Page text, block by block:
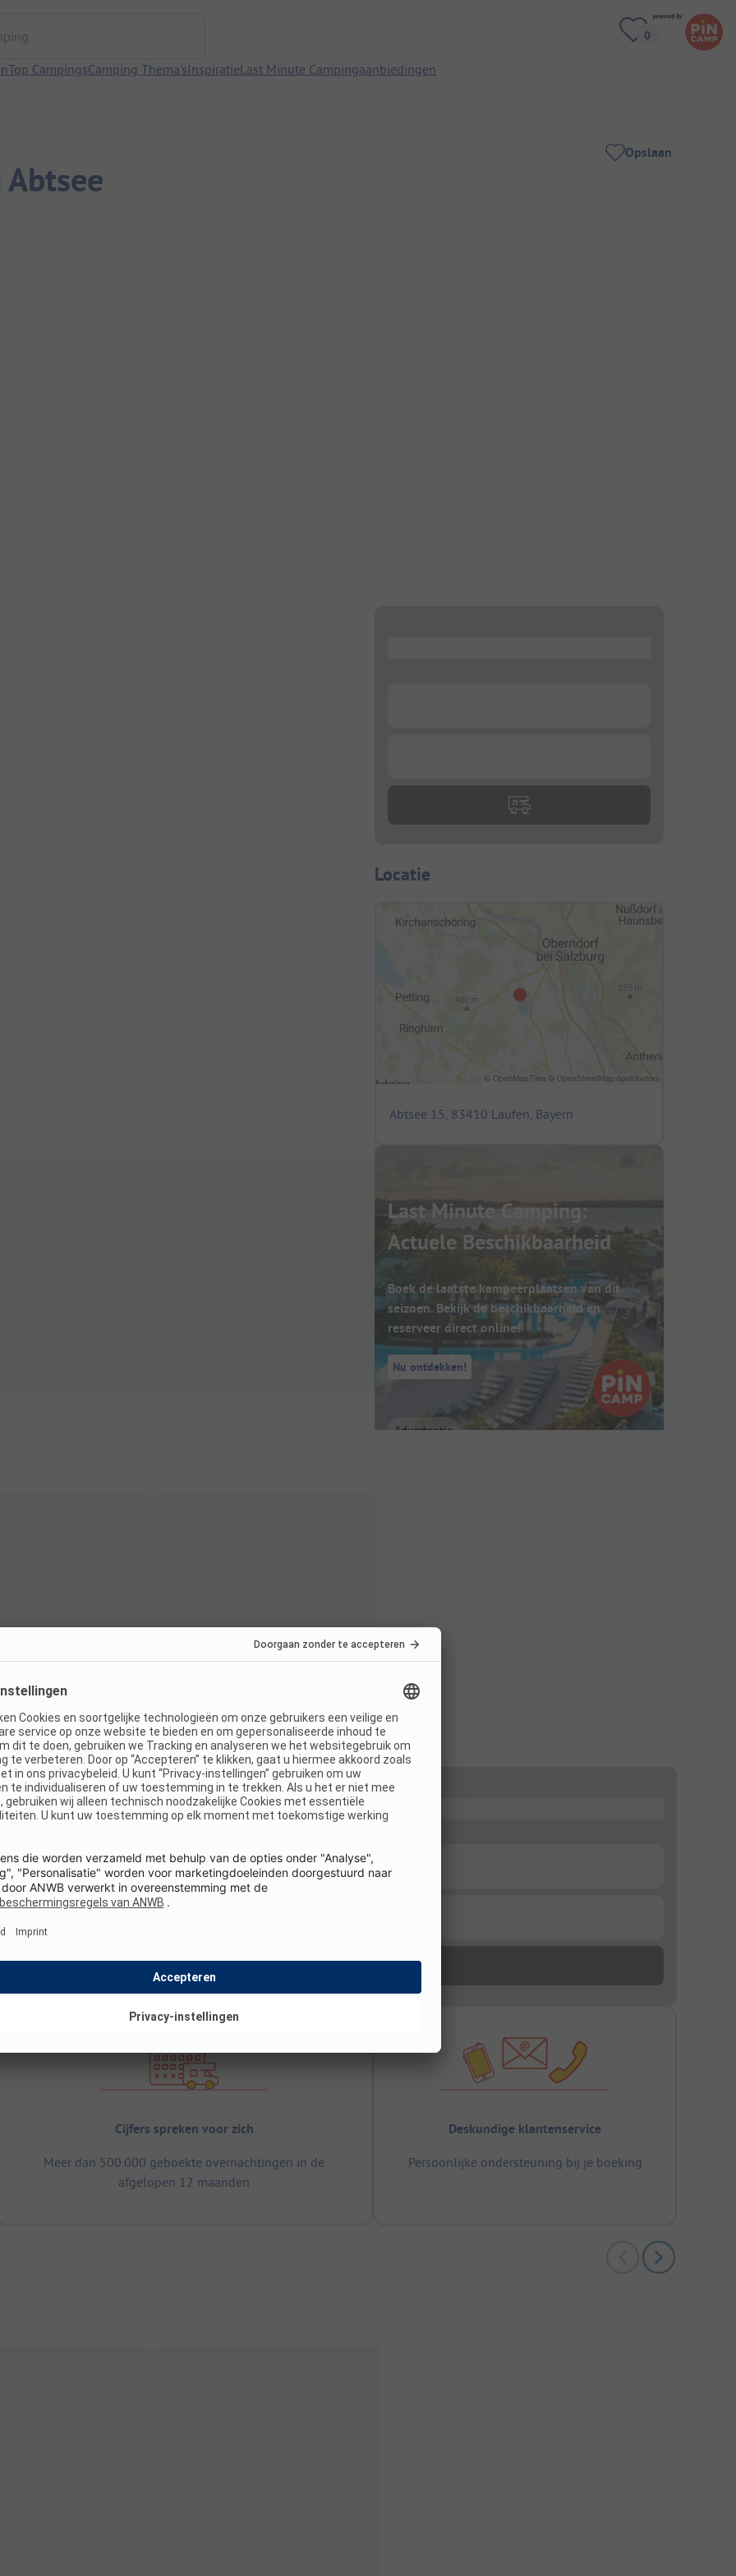
Top CampingsCamping Thema'sInspiratieLast Minute Campingaanbiedingen
Opslaan
Locatie
Abtsee 15, 83410 Laufen, Bayern
Last Minute Camping:
Actuele Beschikbaarheid
Boek de laatste kampeerplaatsen van dit
seizoen. Bekijk de beschikbaarheid en
reserveer direct online!
Nu ontdekken!
Cijfers spreken voor zich
Meer dan 500.000 geboekte overnachtingen in de
afgelopen 12 maanden
Deskundige klantenservice
Persoonlijke ondersteuning bij je boeking